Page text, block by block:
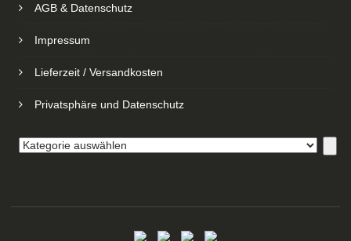
AGB & Datenschutz
Impressum
Lieferzeit / Versandkosten
Privatsphäre und Datenschutz
Kategorie